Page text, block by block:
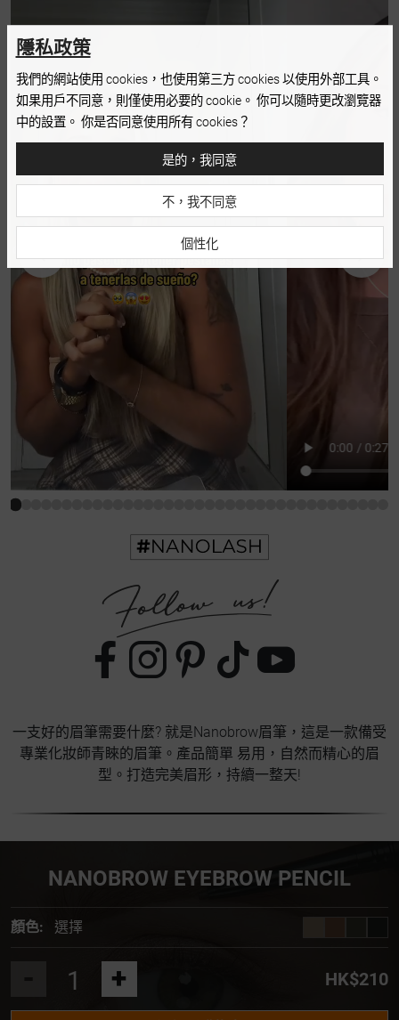
一支好的眉筆需要什麼? 就是Nanobrow眉筆，這是一款備受
專業化妝師青睞的眉筆。產品簡單 易用，自然而精心的眉
型。打造完美眉形，持續一整天!
NANOBROW EYEBROW PENCIL
顏色: 選擇
+ HK$210
隱私政策
我們的網站使用 cookies，也使用第三方 cookies 以使用外部工具。
如果用戶不同意，則僅使用必要的 cookie。 你可以隨時更改瀏覽器
中的設置。 你是否同意使用所有 cookies？
是的，我同意
不，我不同意
個性化